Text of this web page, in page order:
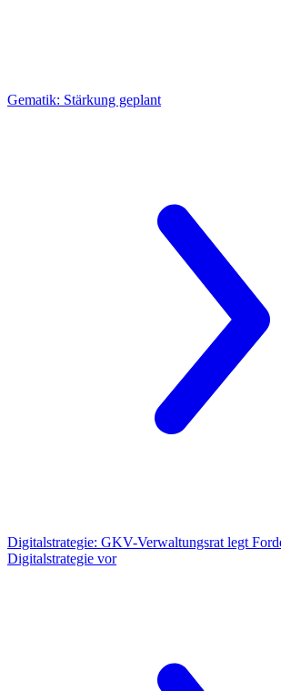
Gematik: Stärkung geplant
Digitalstrategie: GKV-Verwaltungsrat legt
Digitalstrategie vor